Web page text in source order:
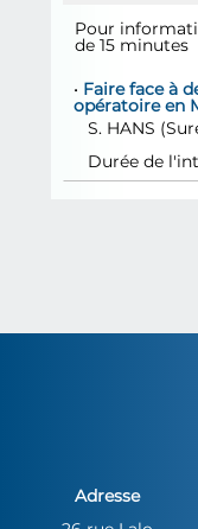
Pour
de 15 minutes
• Faire face à
opératoire en
S. HANS
Durée de
Adresse